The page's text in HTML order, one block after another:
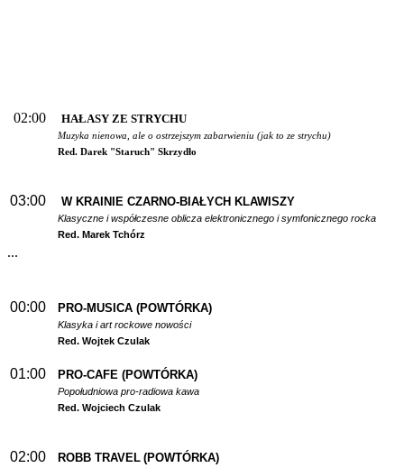
02:00 HAŁASY ZE STRYCHU
Muzyka nienowa, ale o ostrzejszym zabarwieniu (jak to ze strychu)
Red. Darek "Staruch" Skrzydło
03:00 W KRAINIE CZARNO-BIAŁYCH KLAWISZY
Klasyczne i współczesne oblicza elektronicznego i symfonicznego rocka
Red. Marek Tchórz
...
00:00 PRO-MUSICA (POWTÓRKA)
Klasyka i art rockowe nowości
Red. Wojtek Czulak
01:00 PRO-CAFE (POWTÓRKA)
Popołudniowa pro-radiowa kawa
Red. Wojciech Czulak
02:00 ROBB TRAVEL (POWTÓRKA)